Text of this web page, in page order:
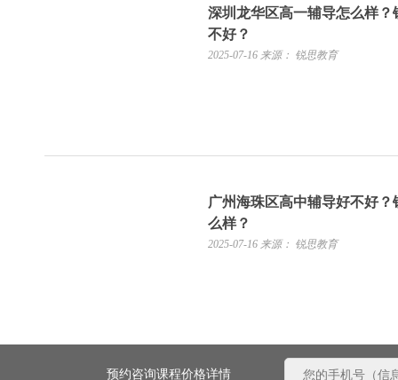
深圳龙华区高一辅导怎么样？
不好？
2025-07-16 来源： 锐思教育
广州海珠区高中辅导好不好？
么样？
2025-07-16 来源： 锐思教育
预约咨询课程价格详情